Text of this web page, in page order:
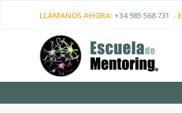
LLÁMANOS AHORA: +34 985 568 731 -